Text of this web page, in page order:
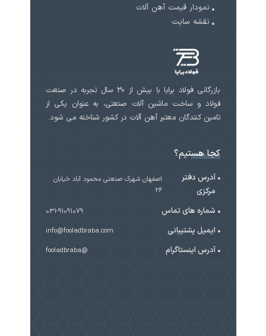
نمودار قیمت آهن آلات
نقشه سایت
بازرگانی فولاد برابا با بیش از 30 سال تجربه در صنعت
فولاد و ساخت ماشین آلات صنعتی، به عنوان یکی از
تامین کنندگان معتبر آهن آلات در کشور شناخته می شود.
کجا هستیم؟
آدرس دفتر
مرکزی
اصفهان شهرک صنعتی محمود آباد خیابان
۲۶
شماره های تماس 031-91091079
ایمیل پشتیبانی info@fooladbraba.com
آدرس اینستاگرام @fooladbraba